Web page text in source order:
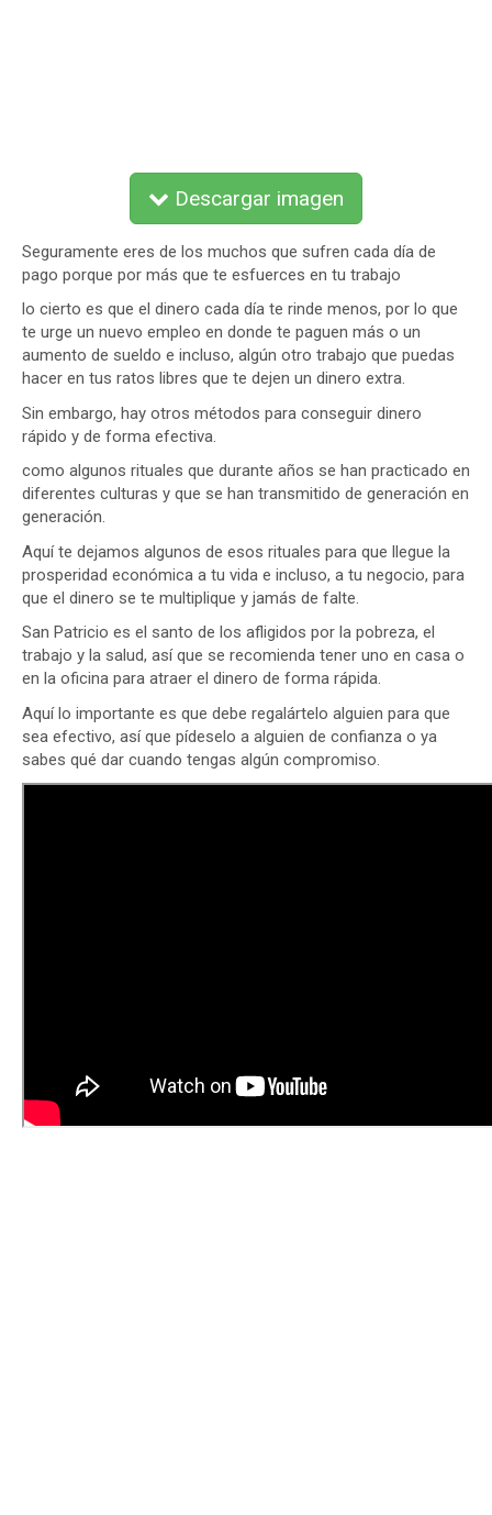
Descargar imagen
Seguramente eres de los muchos que sufren cada día de
pago porque por más que te esfuerces en tu trabajo
lo cierto es que el dinero cada día te rinde menos, por lo que
te urge un nuevo empleo en donde te paguen más o un
aumento de sueldo e incluso, algún otro trabajo que puedas
hacer en tus ratos libres que te dejen un dinero extra.
Sin embargo, hay otros métodos para conseguir dinero
rápido y de forma efectiva.
como algunos rituales que durante años se han practicado en
diferentes culturas y que se han transmitido de generación en
generación.
Aquí te dejamos algunos de esos rituales para que llegue la
prosperidad económica a tu vida e incluso, a tu negocio, para
que el dinero se te multiplique y jamás de falte.
San Patricio es el santo de los afligidos por la pobreza, el
trabajo y la salud, así que se recomienda tener uno en casa o
en la oficina para atraer el dinero de forma rápida.
Aquí lo importante es que debe regalártelo alguien para que
sea efectivo, así que pídeselo a alguien de confianza o ya
sabes qué dar cuando tengas algún compromiso.